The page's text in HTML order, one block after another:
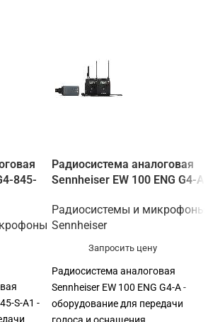
845-
S-A1 -
Радиосистема аналоговая
Sennheiser EW 100 ENG G4-A
Радиосистемы и микрофоны
Sennheiser
Запросить цену
Радиосистема аналоговая
Sennheiser EW 100 ENG G4-A -
оборудование для передачи